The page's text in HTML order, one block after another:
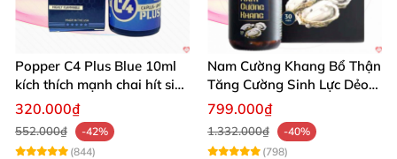
Popper C4 Plus Blue 10ml
kích thích mạnh chai hít siêu
đỉnh
320.000₫
552.000₫
-42%
(844)
Nam Cường Khang Bổ Thận
Tăng Cường Sinh Lực Dẻo
Dai Mạnh Mẽ
799.000₫
1.332.000₫
-40%
(798)